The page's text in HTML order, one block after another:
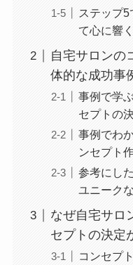
ステップ
て心に響
自宅サロンの
体的な成功事
事例で学
セプトの
事例でわ
ンセプト
参考にし
ユニーク
なぜ自宅サロ
セプトの決定
コンセプ